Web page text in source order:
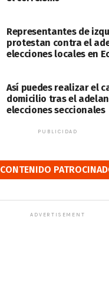
Representantes de
protestan contra el
elecciones locales en
Así puedes realizar el
domicilio tras el
elecciones seccionales
PUBLICIDAD
CONTENIDO
ADVERTISEMENT